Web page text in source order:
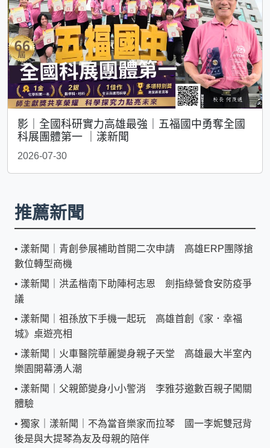
影｜全國科研實力高雄最強｜五福國中勇奪全國
科展團體第一 ｜漾新聞
2026-07-30
推薦新聞
• 漾新聞｜青創參展補助首開二次申請 高雄ERP團隊搶
數位轉型商機
• 漾新聞｜洪孟楷南下助陣柯志恩 劍指綠營食安防疫爭
議
• 漾新聞｜祖孫放下手機一起玩 高雄首創《家．幸福
城》桌遊亮相
• 漾新聞｜火車醫院華麗變身親子天堂 高雄最大半室內
樂園開幕湧人潮
• 漾新聞｜父親節變身小小警消 李雅芬邀數百親子闖關
體驗
• 獨家｜漾新聞｜不為當音樂家而拉琴 國一李妮雙冠背
後是與大提琴為友及母親的陪伴